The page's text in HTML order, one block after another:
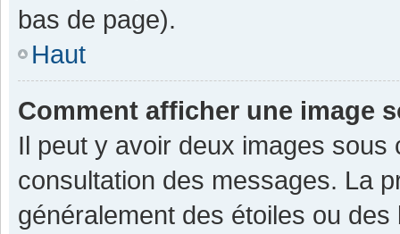
bas de page).
Haut
Comment afficher une image
Il peut y avoir deux images sous
consultation des messages. La
généralement des étoiles ou